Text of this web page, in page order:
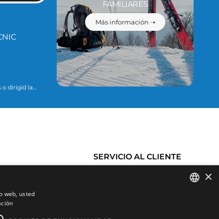
o dirigid la
FAMILIARES
Más información ➝
SERVICIO AL CLIENTE
×
web, usted